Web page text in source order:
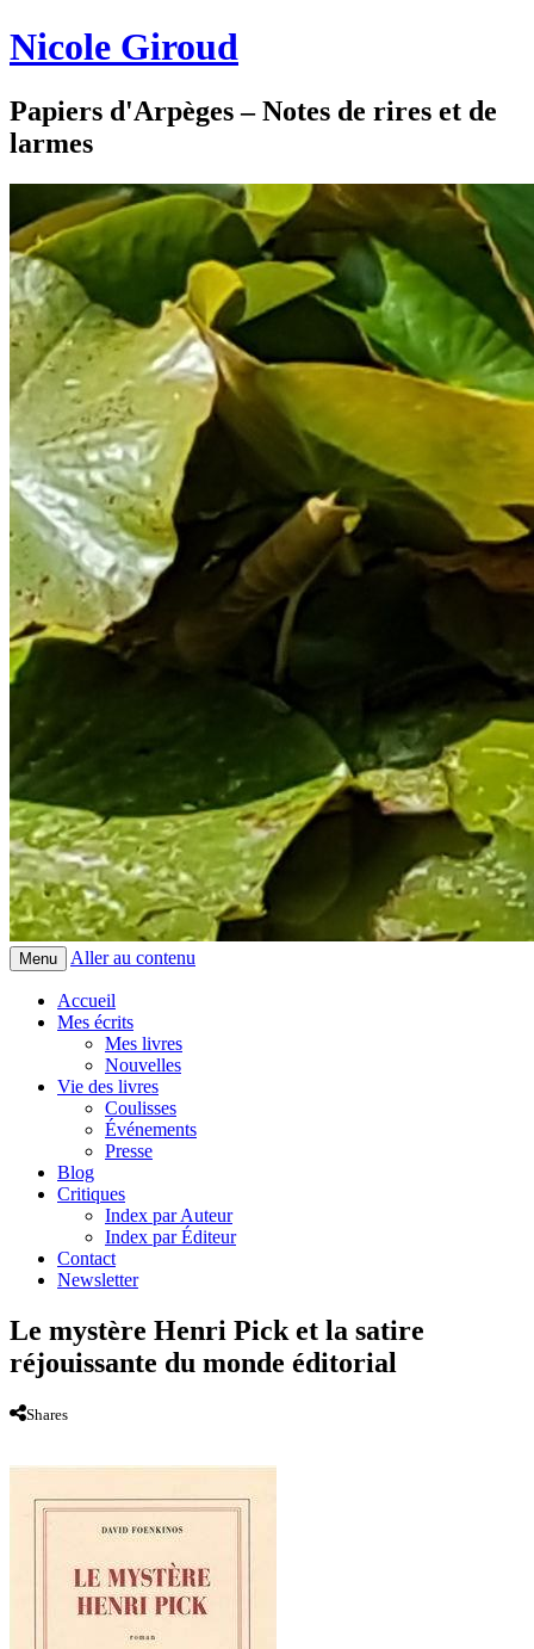
Nicole Giroud
Papiers d'Arpèges – Notes de rires et de
larmes
Menu Aller au contenu
Accueil
Mes écrits
Mes livres
Nouvelles
Vie des livres
Coulisses
Événements
Presse
Blog
Critiques
Index par Auteur
Index par Éditeur
Contact
Newsletter
Le mystère Henri Pick et la satire
réjouissante du monde éditorial
Shares